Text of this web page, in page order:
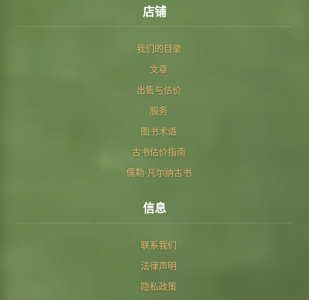
店铺
我们的目录
文章
出售与估价
服务
图书术语
古书估价指南
儒勒·凡尔纳古书
信息
联系我们
法律声明
隐私政策